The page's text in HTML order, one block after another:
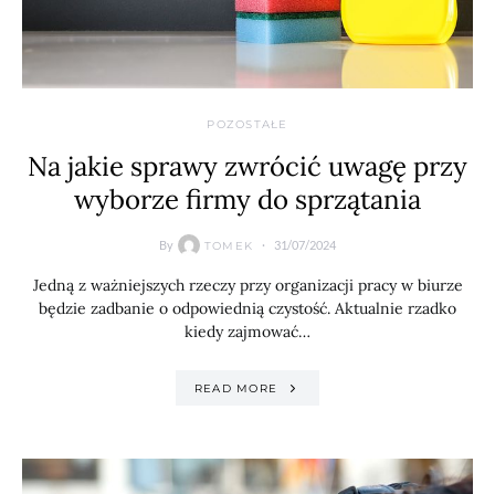
POZOSTAŁE
Na jakie sprawy zwrócić uwagę przy
wyborze firmy do sprzątania
By TOMEK 31/07/2024
Jedną z ważniejszych rzeczy przy organizacji pracy w biurze
będzie zadbanie o odpowiednią czystość. Aktualnie rzadko
kiedy zajmować…
READ MORE